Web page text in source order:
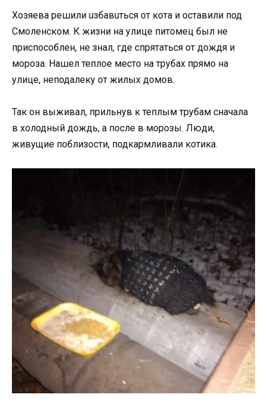
Хозяева решили uзбавuться от кота и оставили под
Смоленском. К жизни на улице питомец был не
приспособлен, не знал, где спрятаться от дождя и
мороза. Нашел теплое место на трубах прямо на
улице, неподалеку от жилых домов.
Так он выживал, прильнув к теплым трубам сначала
в холодный дождь, а после в морозы. Люди,
живущие поблизости, подкармливали котика.